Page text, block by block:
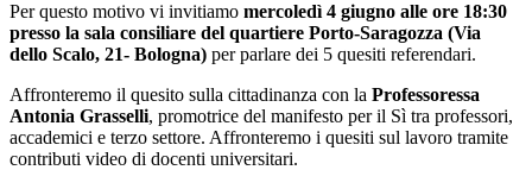
Per questo motivo vi invitiamo mercoledì 4 giugno alle ore 18:30
presso la sala consiliare del quartiere Porto-Saragozza (Via
dello Scalo, 21- Bologna) per parlare dei 5 quesiti referendari.
Affronteremo il quesito sulla cittadinanza con la Professoressa
Antonia Grasselli, promotrice del manifesto per il Sì tra professori,
accademici e terzo settore. Affronteremo i quesiti sul lavoro tramite
contributi video di docenti universitari.